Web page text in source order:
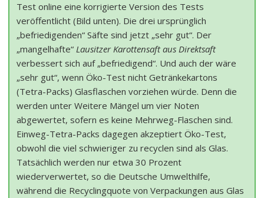
Test online eine korrigierte Version des Tests
veröffentlicht (Bild unten). Die drei ursprünglich
„befriedigenden“ Säfte sind jetzt „sehr gut“. Der
„mangelhafte“ Lausitzer Karottensaft aus Direktsaft
verbessert sich auf „befriedigend“. Und auch der wäre
„sehr gut“, wenn Öko-Test nicht Getränkekartons
(Tetra-Packs) Glasflaschen vorziehen würde. Denn die
werden unter Weitere Mängel um vier Noten
abgewertet, sofern es keine Mehrweg-Flaschen sind.
Einweg-Tetra-Packs dagegen akzeptiert Öko-Test,
obwohl die viel schwieriger zu recyclen sind als Glas.
Tatsächlich werden nur etwa 30 Prozent
wiederverwertet, so die Deutsche Umwelthilfe,
während die Recyclingquote von Verpackungen aus Glas